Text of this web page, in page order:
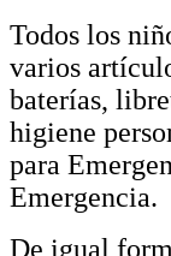
Todos los
varios
baterías,
higiene
para
Emergencia.
De igual